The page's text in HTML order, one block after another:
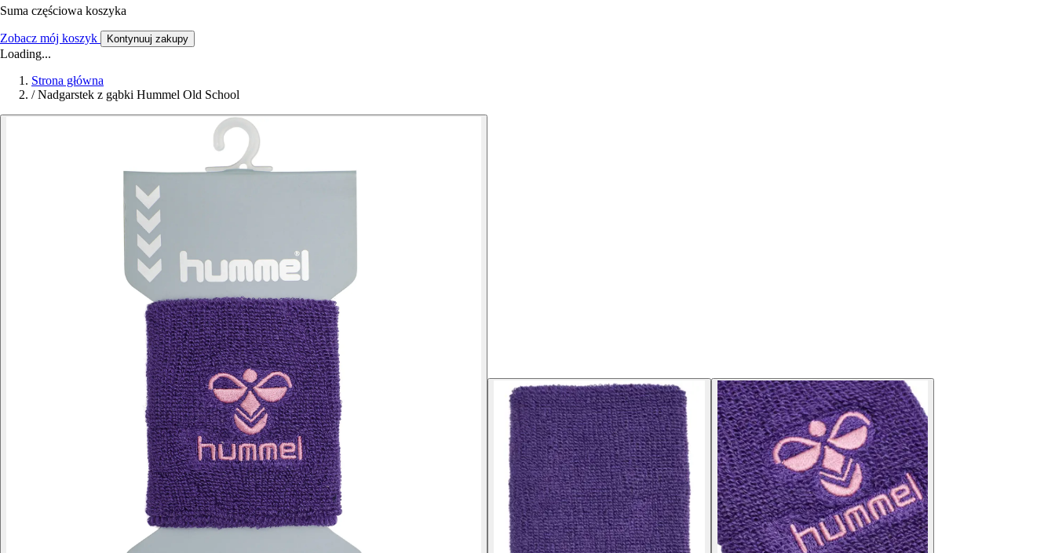
Suma częściowa koszyka
Zobacz mój koszyk Kontynuuj zakupy
Loading...
Strona główna
/ Nadgarstek z gąbki Hummel Old School